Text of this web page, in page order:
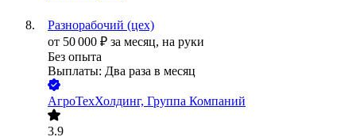
Разнорабочий (цех)
от 50 000 ₽ за месяц, на руки
Без опыта
Выплаты: Два раза в месяц
АгроТехХолдинг, Группа Компаний
3.9